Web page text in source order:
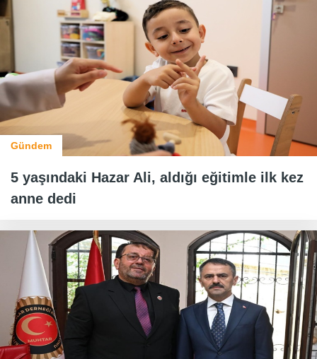
Gündem
5 yaşındaki Hazar Ali, aldığı eğitimle ilk kez
anne dedi